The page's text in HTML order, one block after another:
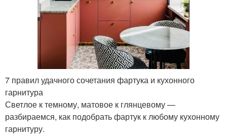
7 правил удачного сочетания фартука и кухонного
гарнитура
Светлое к темному, матовое к глянцевому —
разбираемся, как подобрать фартук к любому кухонному
гарнитуру.